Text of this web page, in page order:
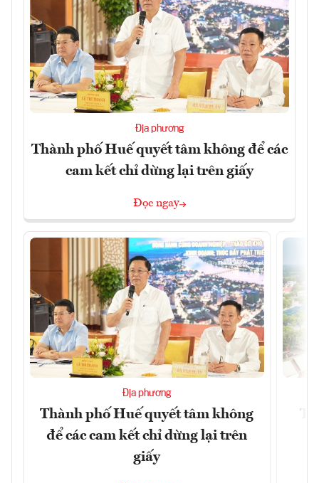
Địa phương
Thành phố Huế quyết tâm không để các
cam kết chỉ dừng lại trên giấy
Đọc ngay
Địa phương
Thành phố Huế quyết tâm không
để các cam kết chỉ dừng lại trên
giấy